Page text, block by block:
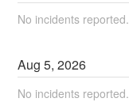
No incidents reported.
Aug5,2026
No incidents reported.